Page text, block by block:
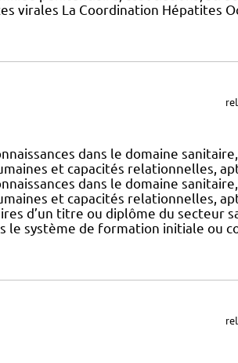
virales La Coordination Hépatites
dans le domaine
et capacités relationnelles,
dans le domaine
et capacités relationnelles,
d’un titre ou diplôme du secteur
le système de formation initiale ou